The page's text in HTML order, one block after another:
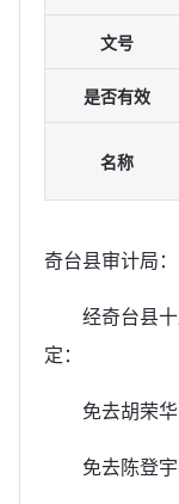
文号
是否有效
名称
奇台县审计局：
经奇台县
定：
免去胡荣
免去陈登